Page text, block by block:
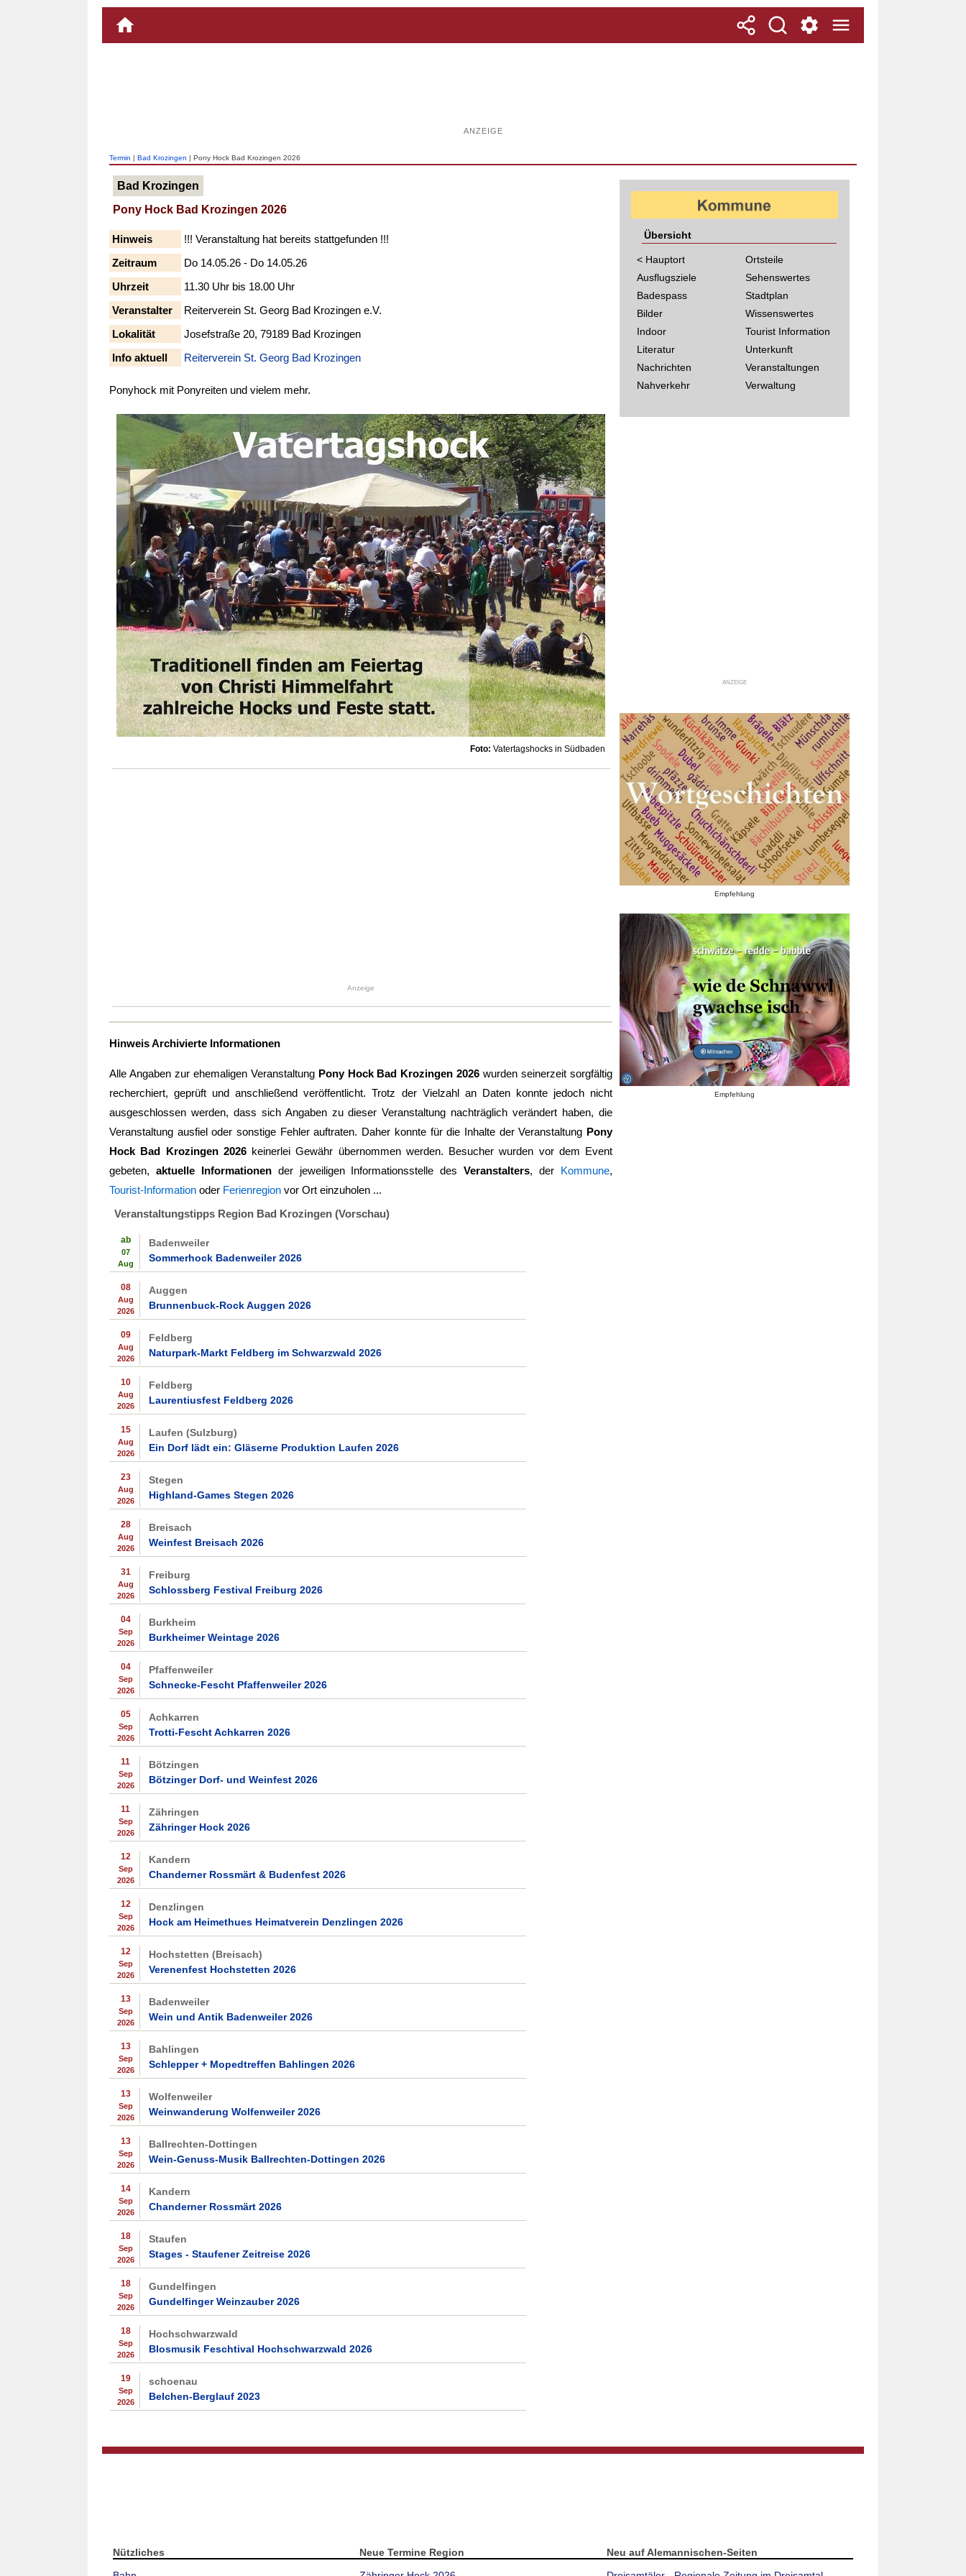
ANZEIGE
Termin | Bad Krozingen | Pony Hock Bad Krozingen 2026
Bad Krozingen
Pony Hock Bad Krozingen 2026
Hinweis
!!! Veranstaltung hat bereits stattgefunden !!!
Zeitraum
Do 14.05.26 - Do 14.05.26
Uhrzeit
11.30 Uhr bis 18.00 Uhr
Veranstalter
Reiterverein St. Georg Bad Krozingen e.V.
Lokalität
Josefstraße 20, 79189 Bad Krozingen
Info aktuell
Reiterverein St. Georg Bad Krozingen
Ponyhock mit Ponyreiten und vielem mehr.
Foto: Vatertagshocks in Südbaden
Anzeige
Hinweis Archivierte Informationen
Alle Angaben zur ehemaligen Veranstaltung Pony Hock Bad Krozingen 2026 wurden seinerzeit sorgfältig
recherchiert, geprüft und anschließend veröffentlicht. Trotz der Vielzahl an Daten konnte jedoch nicht
ausgeschlossen werden, dass sich Angaben zu dieser Veranstaltung nachträglich verändert haben, die
Veranstaltung ausfiel oder sonstige Fehler auftraten. Daher konnte für die Inhalte der Veranstaltung Pony
Hock Bad Krozingen 2026keinerlei Gewähr übernommen werden. Besucher wurden vor dem Event
gebeten, aktuelle Informationender jeweiligen Informationsstelle desVeranstalters, der Kommune,
Tourist-Information oder Ferienregion vor Ort einzuholen ...
Veranstaltungstipps Region Bad Krozingen (Vorschau)
ab
07
Aug
Badenweiler
Sommerhock Badenweiler 2026
08
Aug
2026
Auggen
Brunnenbuck-Rock Auggen 2026
09
Aug
2026
Feldberg
Naturpark-Markt Feldberg im Schwarzwald 2026
10
Aug
2026
Feldberg
Laurentiusfest Feldberg 2026
15
Aug
2026
Laufen (Sulzburg)
Ein Dorf lädt ein: Gläserne Produktion Laufen 2026
23
Aug
2026
Stegen
Highland-Games Stegen 2026
28
Aug
2026
Breisach
Weinfest Breisach 2026
31
Aug
2026
Freiburg
Schlossberg Festival Freiburg 2026
04
Sep
2026
Burkheim
Burkheimer Weintage 2026
04
Sep
2026
Pfaffenweiler
Schnecke-Fescht Pfaffenweiler 2026
05
Sep
2026
Achkarren
Trotti-Fescht Achkarren 2026
11
Sep
2026
Bötzingen
Bötzinger Dorf- und Weinfest 2026
11
Sep
2026
Zähringen
Zähringer Hock 2026
12
Sep
2026
Kandern
Chanderner Rossmärt & Budenfest 2026
12
Sep
2026
Denzlingen
Hock am Heimethues Heimatverein Denzlingen 2026
12
Sep
2026
Hochstetten (Breisach)
Verenenfest Hochstetten 2026
13
Sep
2026
Badenweiler
Wein und Antik Badenweiler 2026
13
Sep
2026
Bahlingen
Schlepper + Mopedtreffen Bahlingen 2026
13
Sep
2026
Wolfenweiler
Weinwanderung Wolfenweiler 2026
13
Sep
2026
Ballrechten-Dottingen
Wein-Genuss-Musik Ballrechten-Dottingen 2026
14
Sep
2026
Kandern
Chanderner Rossmärt 2026
18
Sep
2026
Staufen
Stages - Staufener Zeitreise 2026
18
Sep
2026
Gundelfingen
Gundelfinger Weinzauber 2026
18
Sep
2026
Hochschwarzwald
Blosmusik Feschtival Hochschwarzwald 2026
19
Sep
2026
schoenau
Belchen-Berglauf 2023
Übersicht
< Hauptort
Ausflugsziele
Badespass
Bilder
Indoor
Literatur
Nachrichten
Nahverkehr
Ortsteile
Sehenswertes
Stadtplan
Wissenswertes
Tourist Information
Unterkunft
Veranstaltungen
Verwaltung
ANZEIGE
Empfehlung
Empfehlung
Nützliches
Neue Termine Region
Neu auf Alemannischen-Seiten